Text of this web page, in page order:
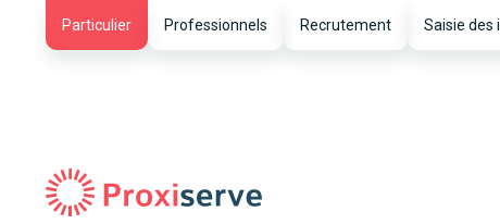
Particulier Professionnels Recrutement Saisie des